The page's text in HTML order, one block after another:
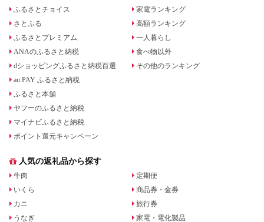
ふるさとチョイス
さとふる
ふるさとプレミアム
ANAのふるさと納税
dショッピングふるさと納税百選
au PAY ふるさと納税
ふるさと本舗
ヤフーのふるさと納税
マイナビふるさと納税
ポイント還元キャンペーン
家電ランキング
高額ランキング
一人暮らし
食べ物以外
その他のランキング
人気の返礼品から探す
牛肉
いくら
カニ
うなぎ
定期便
商品券・金券
旅行券
家電・電化製品